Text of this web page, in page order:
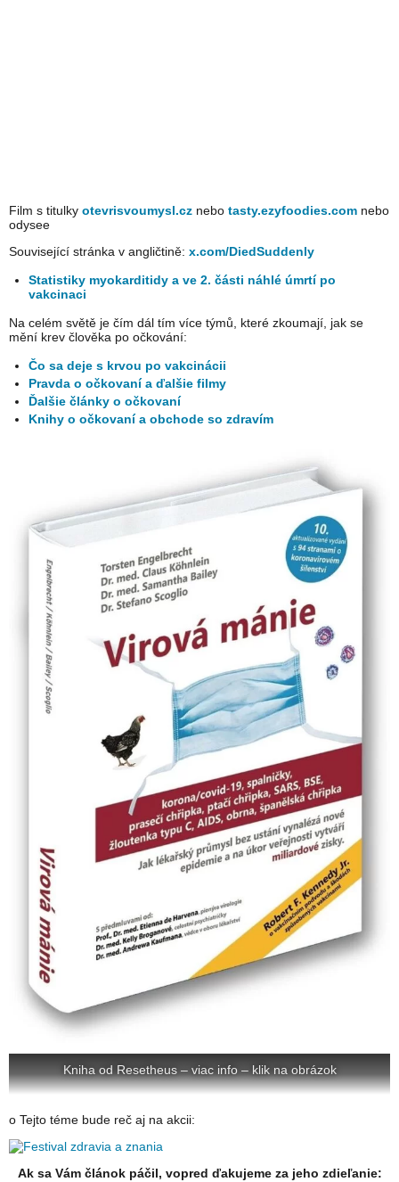
Film s titulky otevrisvoumysl.cz nebo tasty.ezyfoodies.com nebo
odysee
Související stránka v angličtině: x.com/DiedSuddenly
Statistiky myokarditidy a ve 2. části náhlé úmrtí po
vakcinaci
Na celém světě je čím dál tím více týmů, které zkoumají, jak se
mění krev člověka po očkování:
Čo sa deje s krvou po vakcinácii
Pravda o očkovaní a ďalšie filmy
Ďalšie články o očkovaní
Knihy o očkovaní a obchode so zdravím
Kniha od Resetheus – viac info – klik na obrázok
o Tejto téme bude reč aj na akcii:
Ak sa Vám článok páčil, vopred ďakujeme za jeho zdieľanie: